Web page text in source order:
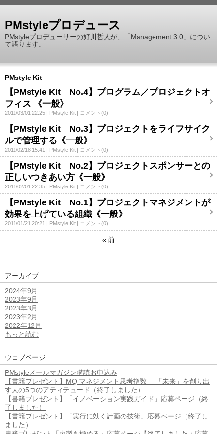
PMstyleプロデュース
PMstyleプロデューサーの好川哲人が、「Management 3.0」につい
て語ります。
PMstyle Kit
【PMstyle Kit No.4】プログラム／プロジェクトオ
フィス 《一般》
2011/03/01 22:25 PMstyle Kit コメント(0)
【PMstyle Kit No.3】プロジェクトをライフサイク
ルで管理する《一般》
2011/02/18 15:41 PMstyle Kit コメント(0)
【PMstyle Kit No.2】プロジェクトスポンサーとの
正しいつきあい方《一般》
2011/02/01 22:35 PMstyle Kit コメント(0)
【PMstyle Kit No.1】プロジェクトマネジメントが
効果を上げている組織《一般》
2011/01/21 20:21 PMstyle Kit コメント(0)
« 前
アーカイブ
2024年9月
2023年9月
2023年3月
2023年2月
2022年12月
もっと読む
ウェブページ
PMstyleメールマガジン購読お申込み
【書籍プレゼント】MQ マネジメント思考指数 「未来」を創り出
す人の5つのアティテュード（終了しました）
【書籍プレゼント】「イノベーション実践ガイド」応募ページ（終
了しました）
【書籍プレゼント】「実行に効く計画の技術」応募ページ（終了し
ました）